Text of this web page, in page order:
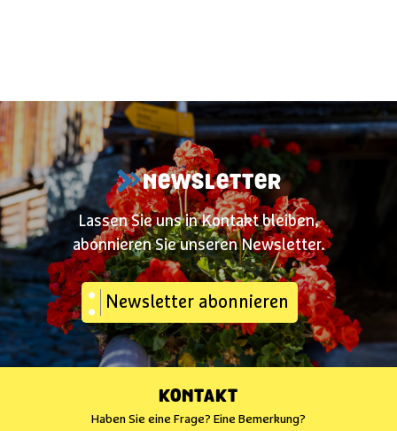
2
NEWSLETTER
Lassen Sie uns in Kontakt bleiben,
abonnieren Sie unseren Newsletter.
Newsletter abonnieren
KONTAKT
Haben Sie eine Frage? Eine Bemerkung?